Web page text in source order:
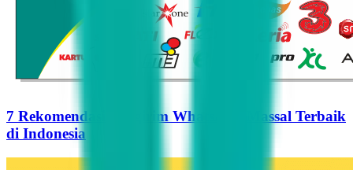
7 Rekomendasi Pengirim WhatsApp Massal Terbaik
di Indonesia